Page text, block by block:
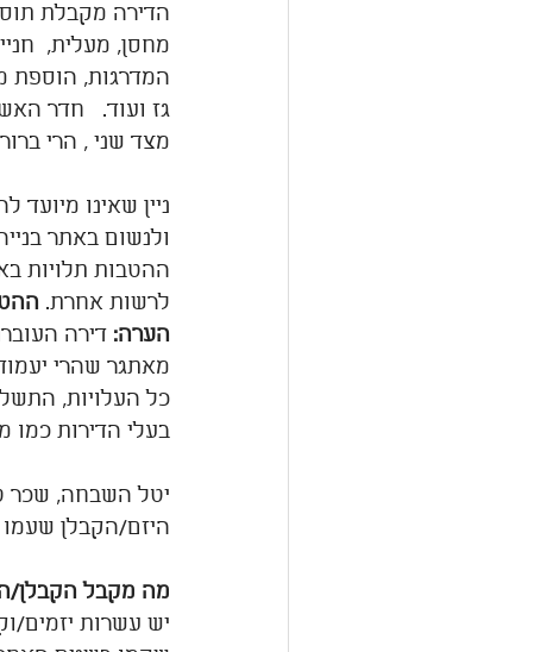
מחסן, מעלית,
המדרגות, הוספת
גז ועוד.   חדר
מצד שני , הרי
ניין שאינו
ולנשום באתר
ההטבות תלויות
לרשות אחרת.
הערה:
מאתגר שהרי יעמוד על  15%-20% מתחת למחיר השוק
כל העלויות,
בעלי הדירות
יטל השבחה, שכר
היזם/הקבלן
מה מקבל הקבלן/
יש עשרות יזמים/